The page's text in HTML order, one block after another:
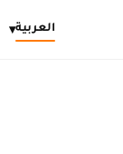
العربية▾